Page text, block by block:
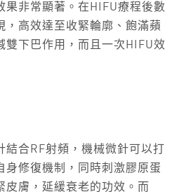
果非常顯著。在HIFU療程後數
，高效達至收緊輪廓、飽滿蘋
雙下巴作用，而且一次HIFU效
合RF射頻，機械微針可以打
身修復機制，同時刺激膠原蛋
皮膚，延緩衰老的功效。而